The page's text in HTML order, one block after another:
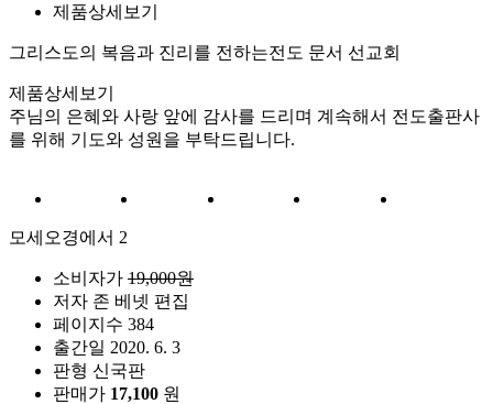
제품상세보기
그리스도의 복음과 진리를 전하는전도 문서 선교회
제품상세보기
주님의 은혜와 사랑 앞에 감사를 드리며 계속해서 전도출판사
를 위해 기도와 성원을 부탁드립니다.
모세오경에서 2
소비자가 19,000원
저자 존 베넷 편집
페이지수 384
출간일 2020. 6. 3
판형 신국판
판매가 17,100 원